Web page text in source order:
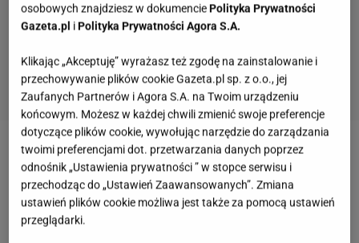
Zobacz wideoPołączyłam kurczaka z grzybami i
sosem. Kto nie jadł, niech zazdrości
Idealna biała kiełbasa. Ile gotować, by nie
osobowych znajdziesz w dokumenciePolityka Prywatności
Gazeta.pl iPolityka Prywatności Agora S.A.
Klikając „Akceptuję” wyrażasz też zgodę na zainstalowanie i
przechowywanie plików cookie Gazeta.pl sp. z o.o., jej
Zaufanych Partnerów i Agora S.A. na Twoim urządzeniu
końcowym. Możesz w każdej chwili zmienić swoje preferencje
dotyczące plików cookie, wywołując narzędzie do zarządzania
twoimi preferencjami dot. przetwarzania danych poprzez
odnośnik „Ustawienia prywatności ” w stopce serwisu i
przechodząc do „Ustawień Zaawansowanych”. Zmiana
ustawień plików cookie możliwa jest także za pomocą ustawień
przeglądarki.